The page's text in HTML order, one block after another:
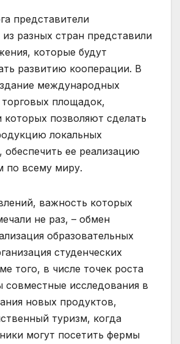
представители
разных стран представили
которые будут
развитию кооперации. В
международных
площадок,
позволяют сделать
локальных
обеспечить ее реализацию
по всему миру.
важность которых
не раз, – обмен
образовательных
студенческих
того, в числе точек роста
совместные исследования в
новых продуктов,
туризм, когда
могут посетить фермы